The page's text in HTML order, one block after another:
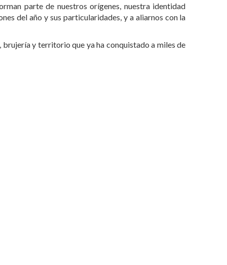
parte de nuestros orígenes, nuestra identidad
del año y sus particularidades, y a aliarnos con la
y territorio que ya ha conquistado a miles de